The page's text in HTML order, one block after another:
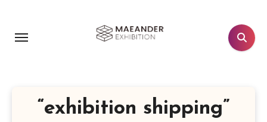
“exhibition shipping”